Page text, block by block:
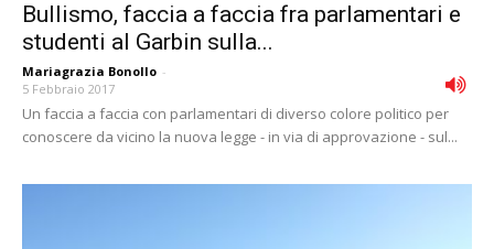
Bullismo, faccia a faccia fra parlamentari e
studenti al Garbin sulla...
Mariagrazia Bonollo -
5 Febbraio 2017
Un faccia a faccia con parlamentari di diverso colore politico per
conoscere da vicino la nuova legge - in via di approvazione - sul...